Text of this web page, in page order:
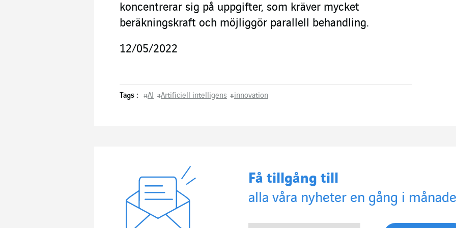
koncentrerar sig på uppgifter, som kräver mycket
beräkningskraft och möjliggör parallell behandling.
12/05/2022
Tags : #AI #Artificiell intelligens #innovation
Få tillgång till
alla våra nyheter en gång i